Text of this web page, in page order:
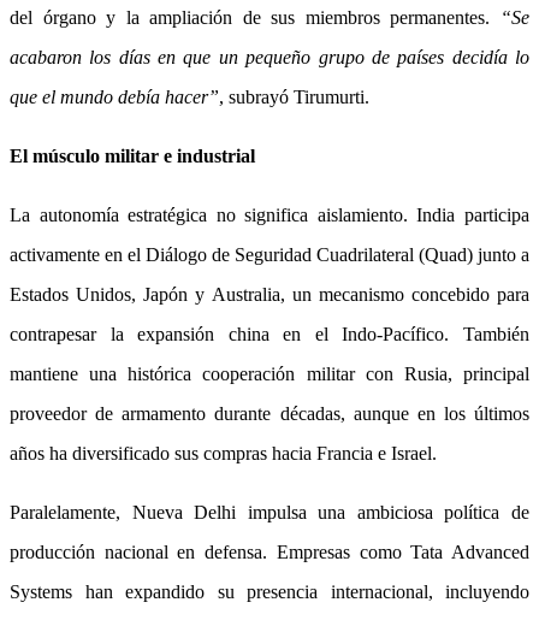
del órgano y la ampliación de sus miembros permanentes.
“Se
acabaron los días en que un pequeño grupo de países decidía lo
que el mundo debía hacer”, subrayó Tirumurti.
El músculo militar e industrial
La autonomía estratégica no significa aislamiento. India participa
activamente en el Diálogo de Seguridad Cuadrilateral (Quad) junto a
Estados Unidos, Japón y Australia, un mecanismo concebido para
contrapesar la expansión china en el Indo-Pacífico. También
mantiene una histórica cooperación militar con Rusia, principal
proveedor de armamento durante décadas, aunque en los últimos
años ha diversificado sus compras hacia Francia e Israel.
Paralelamente, Nueva Delhi impulsa una ambiciosa política de
producción nacional en defensa. Empresas como Tata Advanced
Systems han expandido su presencia internacional, incluyendo